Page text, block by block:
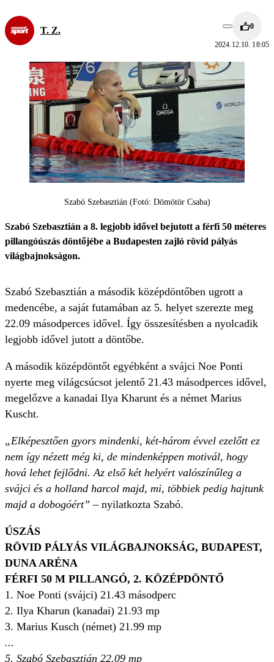
T. Z. 0
2024.12.10. 18:05
Szabó Szebasztián (Fotó: Dömötör Csaba)
Szabó Szebasztián a 8. legjobb idővel bejutott a férfi 50 méteres
pillangóúszás döntőjébe a Budapesten zajló rövid pályás
világbajnokságon.
Szabó Szebasztián a második középdöntőben ugrott a
medencébe, a saját futamában az 5. helyet szerezte meg
22.09 másodperces idővel. Így összesítésben a nyolcadik
legjobb idővel jutott a döntőbe.
A második középdöntőt egyébként a svájci Noe Ponti
nyerte meg világcsúcsot jelentő 21.43 másodperces idővel,
megelőzve a kanadai Ilya Kharunt és a német Marius
Kuscht.
„Elképesztően gyors mindenki, két-három évvel ezelőtt ez
nem így nézett még ki, de mindenképpen motivál, hogy
hová lehet fejlődni. Az első két helyért valószínűleg a
svájci és a holland harcol majd, mi, többiek pedig hajtunk
majd a dobogóért” – nyilatkozta Szabó.
ÚSZÁS
RÖVID PÁLYÁS VILÁGBAJNOKSÁG, BUDAPEST,
DUNA ARÉNA
FÉRFI 50 M PILLANGÓ, 2. KÖZÉPDÖNTŐ
1. Noe Ponti (svájci) 21.43 másodperc
2. Ilya Kharun (kanadai) 21.93 mp
3. Marius Kusch (német) 21.99 mp
...
5. Szabó Szebasztián 22.09 mp